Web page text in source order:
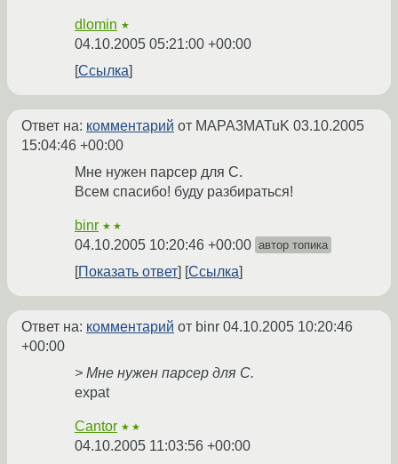
dlomin ★
04.10.2005 05:21:00 +00:00
Ссылка
Ответ на: комментарий от MAPA3MATuK 03.10.2005
15:04:46 +00:00
Мне нужен парсер для С.
Всем спасибо! буду разбираться!
binr ★★
04.10.2005 10:20:46 +00:00 автор топика
Показать ответ Ссылка
Ответ на: комментарий от binr 04.10.2005 10:20:46
+00:00
> Мне нужен парсер для С.
expat
Cantor ★★
04.10.2005 11:03:56 +00:00